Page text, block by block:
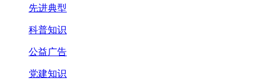
先进典型
科普知识
公益广告
党建知识